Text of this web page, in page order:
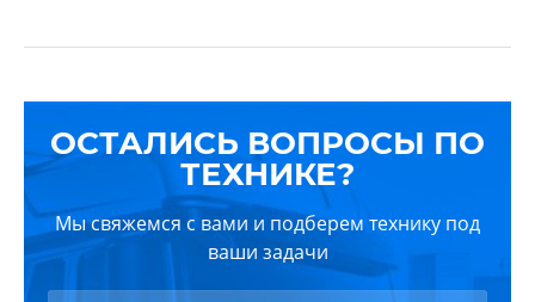
ОСТАЛИСЬ ВОПРОСЫ ПО
ТЕХНИКЕ?
Мы свяжемся с вами и подберем технику под
ваши задачи